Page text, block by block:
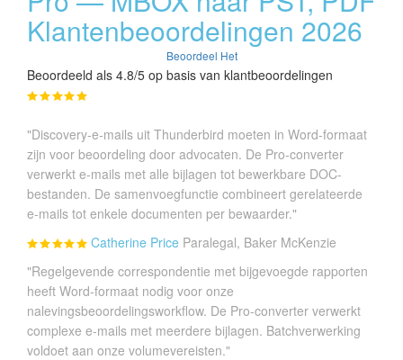
Klantenbeoordelingen 2026
Beoordeel Het
Beoordeeld als 4.8/5 op basis van klantbeoordelingen
"Discovery-e-mails uit Thunderbird moeten in Word-formaat
zijn voor beoordeling door advocaten. De Pro-converter
verwerkt e-mails met alle bijlagen tot bewerkbare DOC-
bestanden. De samenvoegfunctie combineert gerelateerde
e-mails tot enkele documenten per bewaarder."
Catherine Price Paralegal, Baker McKenzie
"Regelgevende correspondentie met bijgevoegde rapporten
heeft Word-formaat nodig voor onze
nalevingsbeoordelingsworkflow. De Pro-converter verwerkt
complexe e-mails met meerdere bijlagen. Batchverwerking
voldoet aan onze volumevereisten."